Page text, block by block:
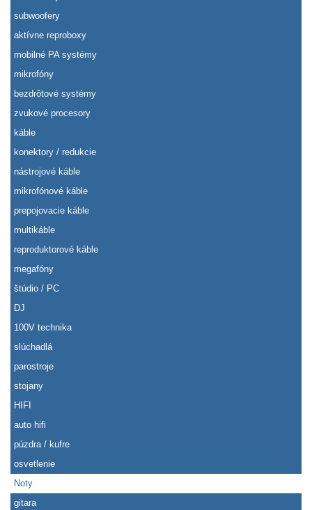
subwoofery
aktívne reproboxy
mobilné PA systémy
mikrofóny
bezdrôtové systémy
zvukové procesory
káble
konektory / redukcie
nástrojové káble
mikrofónové káble
prepojovacie káble
multikáble
reproduktorové káble
megafóny
štúdio / PC
DJ
100V technika
slúchadlá
parostroje
stojany
HIFI
auto hifi
púzdra / kufre
osvetlenie
Noty
gitara